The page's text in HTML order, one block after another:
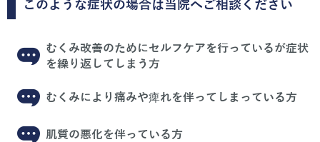
このような症状の場合は当院へご相談ください
むくみ改善のためにセルフケアを行っているが症状
を繰り返してしまう方
むくみにより痛みや痺れを伴ってしまっている方
肌質の悪化を伴っている方